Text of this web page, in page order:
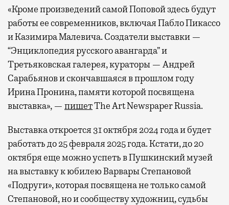
«Кроме произведений самой Поповой здесь будут
работы ее современников, включая Пабло Пикассо
и Казимира Малевича. Создатели выставки —
“Энциклопедия русского авангарда” и
Третьяковская галерея, кураторы — Андрей
Сарабьянов и скончавшаяся в прошлом году
Ирина Пронина, памяти которой посвящена
выставка», — пишетThe Art Newspaper Russia.
Выставка откроется 31 октября 2024 года и будет
работать до 25 февраля 2025 года. Кстати, до 20
октября еще можно успеть в Пушкинский музей
на выставку к юбилею Варвары Степановой
«Подруги», которая посвящена не только самой
Степановой, но и сообществу художниц, судьбы